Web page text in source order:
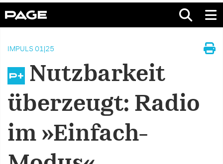
IMPULS 01|25
Nutzbarkeit
überzeugt: Radio
im »Einfach-